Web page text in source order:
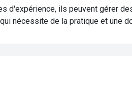
d'expérience, ils peuvent gérer
nécessite de la pratique et une